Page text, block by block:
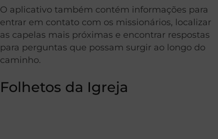
O aplicativo também contém informações para
entrar em contato com os missionários, localizar
as capelas mais próximas e encontrar respostas
para perguntas que possam surgir ao longo do
caminho.
Folhetos da Igreja